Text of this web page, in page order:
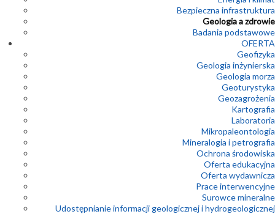
Bezpieczna infrastruktura
Geologia a zdrowie
Badania podstawowe
OFERTA
Geofizyka
Geologia inżynierska
Geologia morza
Geoturystyka
Geozagrożenia
Kartografia
Laboratoria
Mikropaleontologia
Mineralogia i petrografia
Ochrona środowiska
Oferta edukacyjna
Oferta wydawnicza
Prace interwencyjne
Surowce mineralne
Udostępnianie informacji geologicznej i hydrogeologicznej